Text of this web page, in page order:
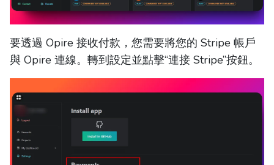
要透過 Opire 接收付款，您需要將您的 Stripe 帳戶
與 Opire 連線。轉到設定並點擊“連接 Stripe”按鈕。